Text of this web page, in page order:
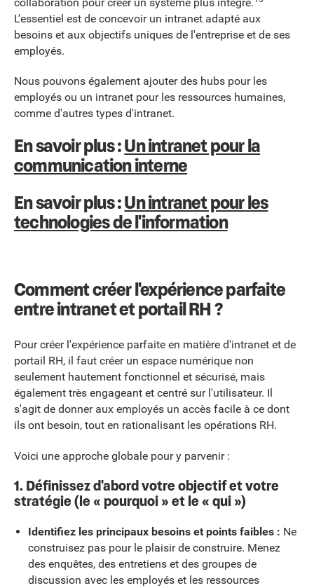
L'essentiel est de concevoir un intranet adapté aux
besoins et aux objectifs uniques de l'entreprise et de ses
employés.
Nous pouvons également ajouter des hubs pour les
employés ou un intranet pour les ressources humaines,
comme d'autres types d'intranet.
En savoir plus :Un intranet pour la
communication interne
En savoir plus :Un intranet pour les
technologies de l'information
Comment créer l'expérience parfaite
entre intranet et portail RH ?
Pour créer l'expérience parfaite en matière d'intranet et de
portail RH, il faut créer un espace numérique non
seulement hautement fonctionnel et sécurisé, mais
également très engageant et centré sur l'utilisateur. Il
s'agit de donner aux employés un accès facile à ce dont
ils ont besoin, tout en rationalisant les opérations RH.
Voici une approche globale pour y parvenir :
1. Définissez d'abord votre objectif et votre
stratégie (le « pourquoi » et le « qui »)
Identifiez les principaux besoins et points faibles : Ne
construisez pas pour le plaisir de construire. Menez
des enquêtes, des entretiens et des groupes de
discussion avec les employés et les ressources